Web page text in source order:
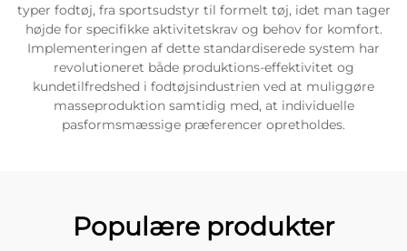
typer fodtøj, fra sportsudstyr til formelt tøj, idet man tager
højde for specifikke aktivitetskrav og behov for komfort.
Implementeringen af dette standardiserede system har
revolutioneret både produktions-effektivitet og
kundetilfredshed i fodtøjsindustrien ved at muliggøre
masseproduktion samtidig med, at individuelle
pasformsmæssige præferencer opretholdes.
Populære produkter